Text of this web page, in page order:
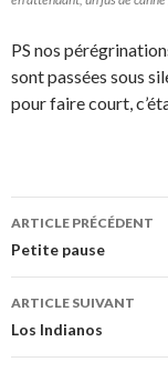
PS nos
sont passées sous
pour faire court,
Navigation
des
articles
ARTICLE PRÉCÉDENT
Petite pause
ARTICLE SUIVANT
Los Indianos